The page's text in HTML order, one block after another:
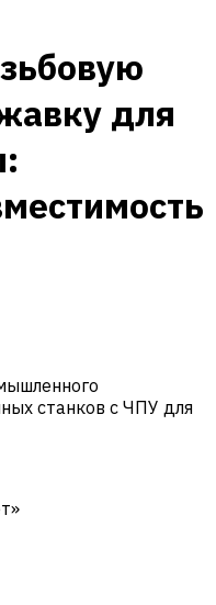
для
станков с ЧПУ для